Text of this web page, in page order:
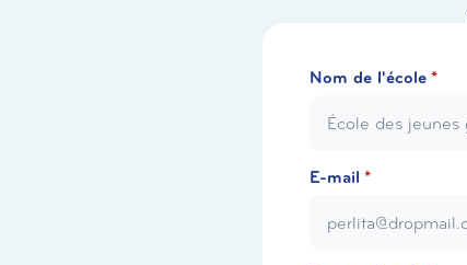
Nom de l'école *
E-mail *